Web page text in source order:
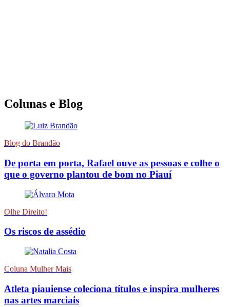
Colunas e Blog
Blog do Brandão
De porta em porta, Rafael ouve as pessoas e colhe o
que o governo plantou de bom no Piauí
Olhe Direito!
Os riscos de assédio
Coluna Mulher Mais
Atleta piauiense coleciona títulos e inspira mulheres
nas artes marciais